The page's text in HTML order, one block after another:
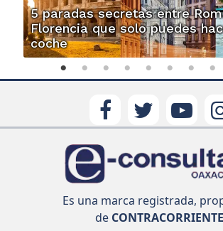
5 paradas secretas entre
Florencia que solo puedes
coche
Es una marca registrada,
deCONTRACORRIENTE